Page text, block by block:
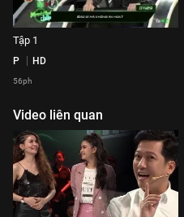
Tập 1
P HD
56ph
Video liên quan